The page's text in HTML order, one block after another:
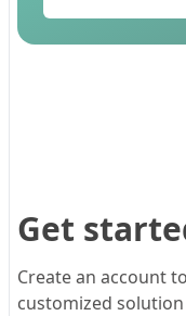
Get
Create an account
customized